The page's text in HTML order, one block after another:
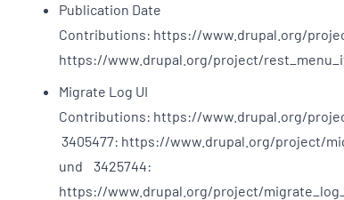
Publication Date
Contributions: https://www.drupal.org/
https://www.drupal.org/project/
Migrate Log UI
Contributions: https://www.drupal.org/
3405477: https://www.drupal.org/project/
und 3425744:
https://www.drupal.org/project/